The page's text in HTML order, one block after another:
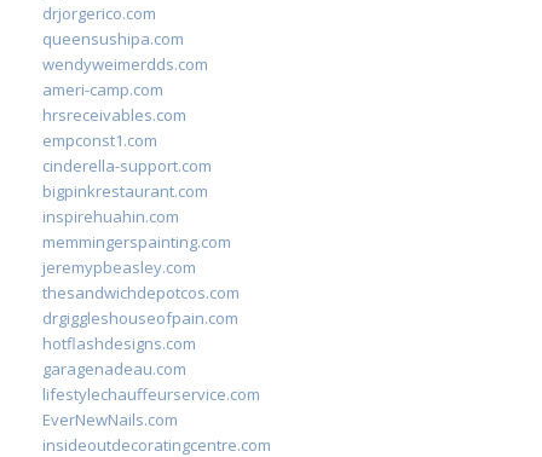
drjorgerico.com
queensushipa.com
wendyweimerdds.com
ameri-camp.com
hrsreceivables.com
empconst1.com
cinderella-support.com
bigpinkrestaurant.com
inspirehuahin.com
memmingerspainting.com
jeremypbeasley.com
thesandwichdepotcos.com
drgiggleshouseofpain.com
hotflashdesigns.com
garagenadeau.com
lifestylechauffeurservice.com
EverNewNails.com
insideoutdecoratingcentre.com